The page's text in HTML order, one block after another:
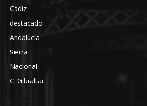
Cádiz
destacado
Andalucía
Sierra
Nacional
C. Gibraltar